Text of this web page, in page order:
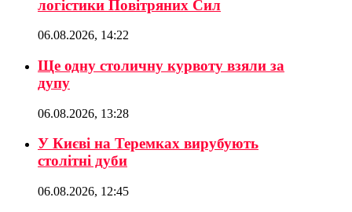
логістики Повітряних Сил
06.08.2026, 14:22
Ще одну столичну курвоту взяли за
дупу
06.08.2026, 13:28
У Києві на Теремках вирубують
столітні дуби
06.08.2026, 12:45